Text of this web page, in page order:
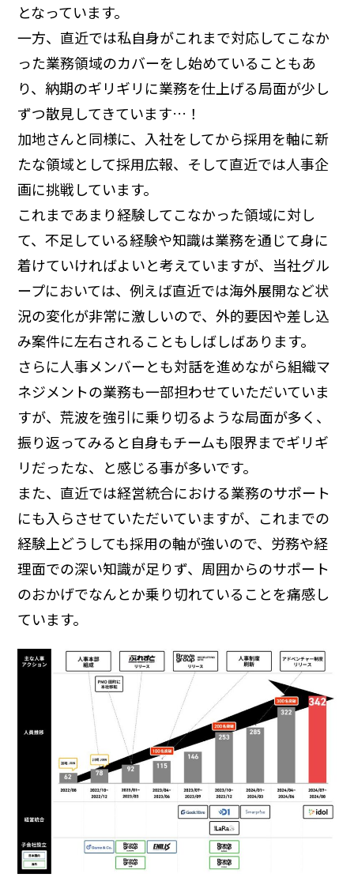
となっています。
一方、直近では私自身がこれまで対応してこなか
った業務領域のカバーをし始めていることもあ
り、納期のギリギリに業務を仕上げる局面が少し
ずつ散見してきています…！
加地さんと同様に、入社をしてから採用を軸に新
たな領域として採用広報、そして直近では人事企
画に挑戦しています。
これまであまり経験してこなかった領域に対し
て、不足している経験や知識は業務を通じて身に
着けていければよいと考えていますが、当社グル
ープにおいては、例えば直近では海外展開など状
況の変化が非常に激しいので、外的要因や差し込
み案件に左右されることもしばしばあります。
さらに人事メンバーとも対話を進めながら組織マ
ネジメントの業務も一部担わせていただいていま
すが、荒波を強引に乗り切るような局面が多く、
振り返ってみると自身もチームも限界までギリギ
リだったな、と感じる事が多いです。
また、直近では経営統合における業務のサポート
にも入らさせていただいていますが、これまでの
経験上どうしても採用の軸が強いので、労務や経
理面での深い知識が足りず、周囲からのサポート
のおかげでなんとか乗り切れていることを痛感し
ています。